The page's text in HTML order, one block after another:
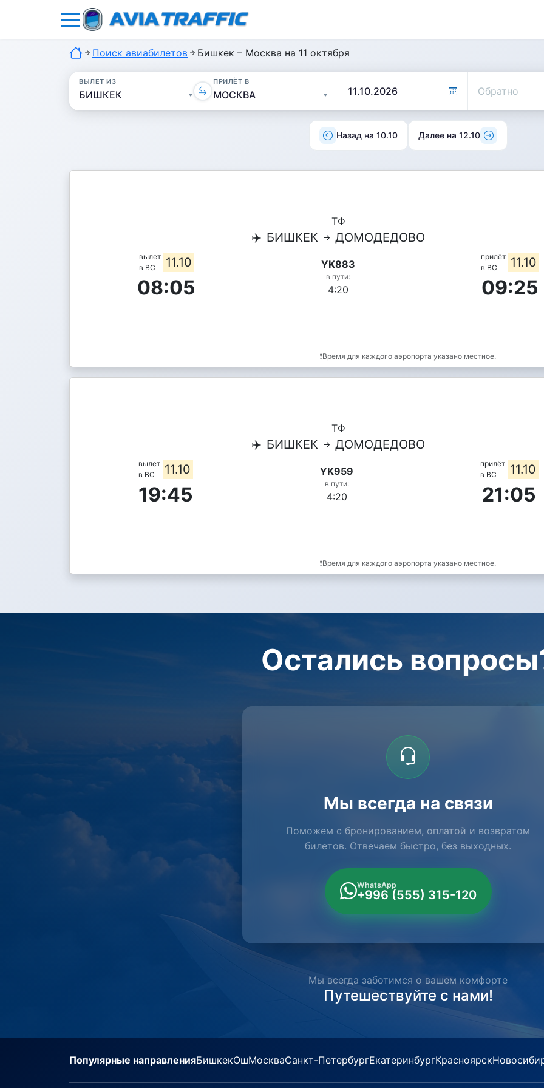
Поиск авиабилетов Бишкек – Москва на 11 октября
ВЫЛЕТ ИЗ ПРИЛЁТ В
Назад на 10.10 Далее на 12.10
ТФ
✈️ БИШКЕК ДОМОДЕДОВО
вылет
в ВС
11.10
08:05
YK883
в пути:
4:20
прилёт
в ВС
11.10
09:25
❗Время для каждого аэропорта указано местное.
ТФ
✈️ БИШКЕК ДОМОДЕДОВО
вылет
в ВС
11.10
19:45
YK959
в пути:
4:20
прилёт
в ВС
11.10
21:05
❗Время для каждого аэропорта указано местное.
Остались
Мы всегда на связи
Поможем с бронированием, оплатой и возвратом
билетов. Отвечаем быстро, без выходных.
WhatsApp
+996 (555) 315-120
Мы всегда заботимся о вашем комфорте
Путешествуйте с нами!
Популярные направленияБишкекОшМоскваСанкт-ПетербургЕкатеринбургКрасноярск